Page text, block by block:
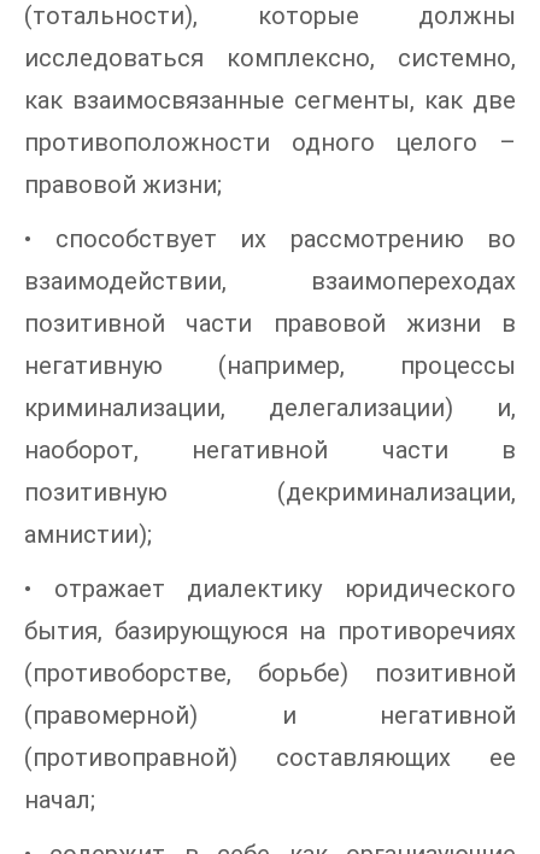
(тотальности), которые должны
исследоваться комплексно, системно,
как взаимосвязанные сегменты, как две
противоположности одного целого –
правовой жизни;
• способствует их рассмотрению во
взаимодействии, взаимопереходах
позитивной части правовой жизни в
негативную (например, процессы
криминализации, делегализации) и,
наоборот, негативной части в
позитивную (декриминализации,
амнистии);
• отражает диалектику юридического
бытия, базирующуюся на противоречиях
(противоборстве, борьбе) позитивной
(правомерной) и негативной
(противоправной) составляющих ее
начал;